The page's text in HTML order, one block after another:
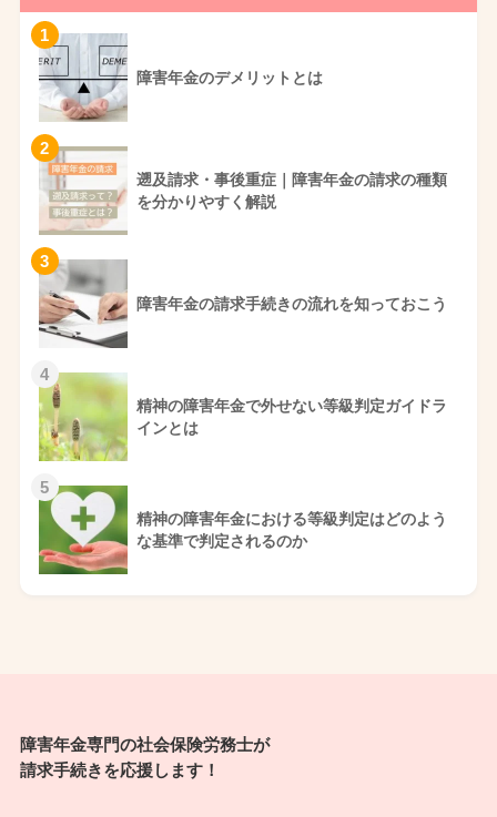
1
障害年金のデメリットとは
2
遡及請求・事後重症｜障害年金の請求の種類
を分かりやすく解説
3
障害年金の請求手続きの流れを知っておこう
4
精神の障害年金で外せない等級判定ガイドラ
インとは
5
精神の障害年金における等級判定はどのよう
な基準で判定されるのか
障害年金専門の社会保険労務士が
請求手続きを応援します！